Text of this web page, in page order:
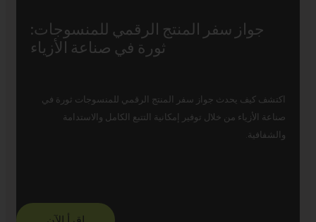
جواز سفر المنتج الرقمي للمنسوجات:
ثورة في صناعة الأزياء
اكتشف كيف يحدث جواز سفر المنتج الرقمي للمنسوجات ثورة في
صناعة الأزياء من خلال توفير إمكانية التتبع الكامل والاستدامة
والشفافية.